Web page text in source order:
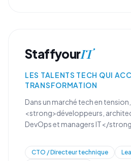
StaffyourIT
LES TALENTS TECH QUI
TRANSFORMATION
Dans un marché tech en
<strong>développeurs,
DevOps et managers IT</
équipes techniques.
CTO / Directeur technique